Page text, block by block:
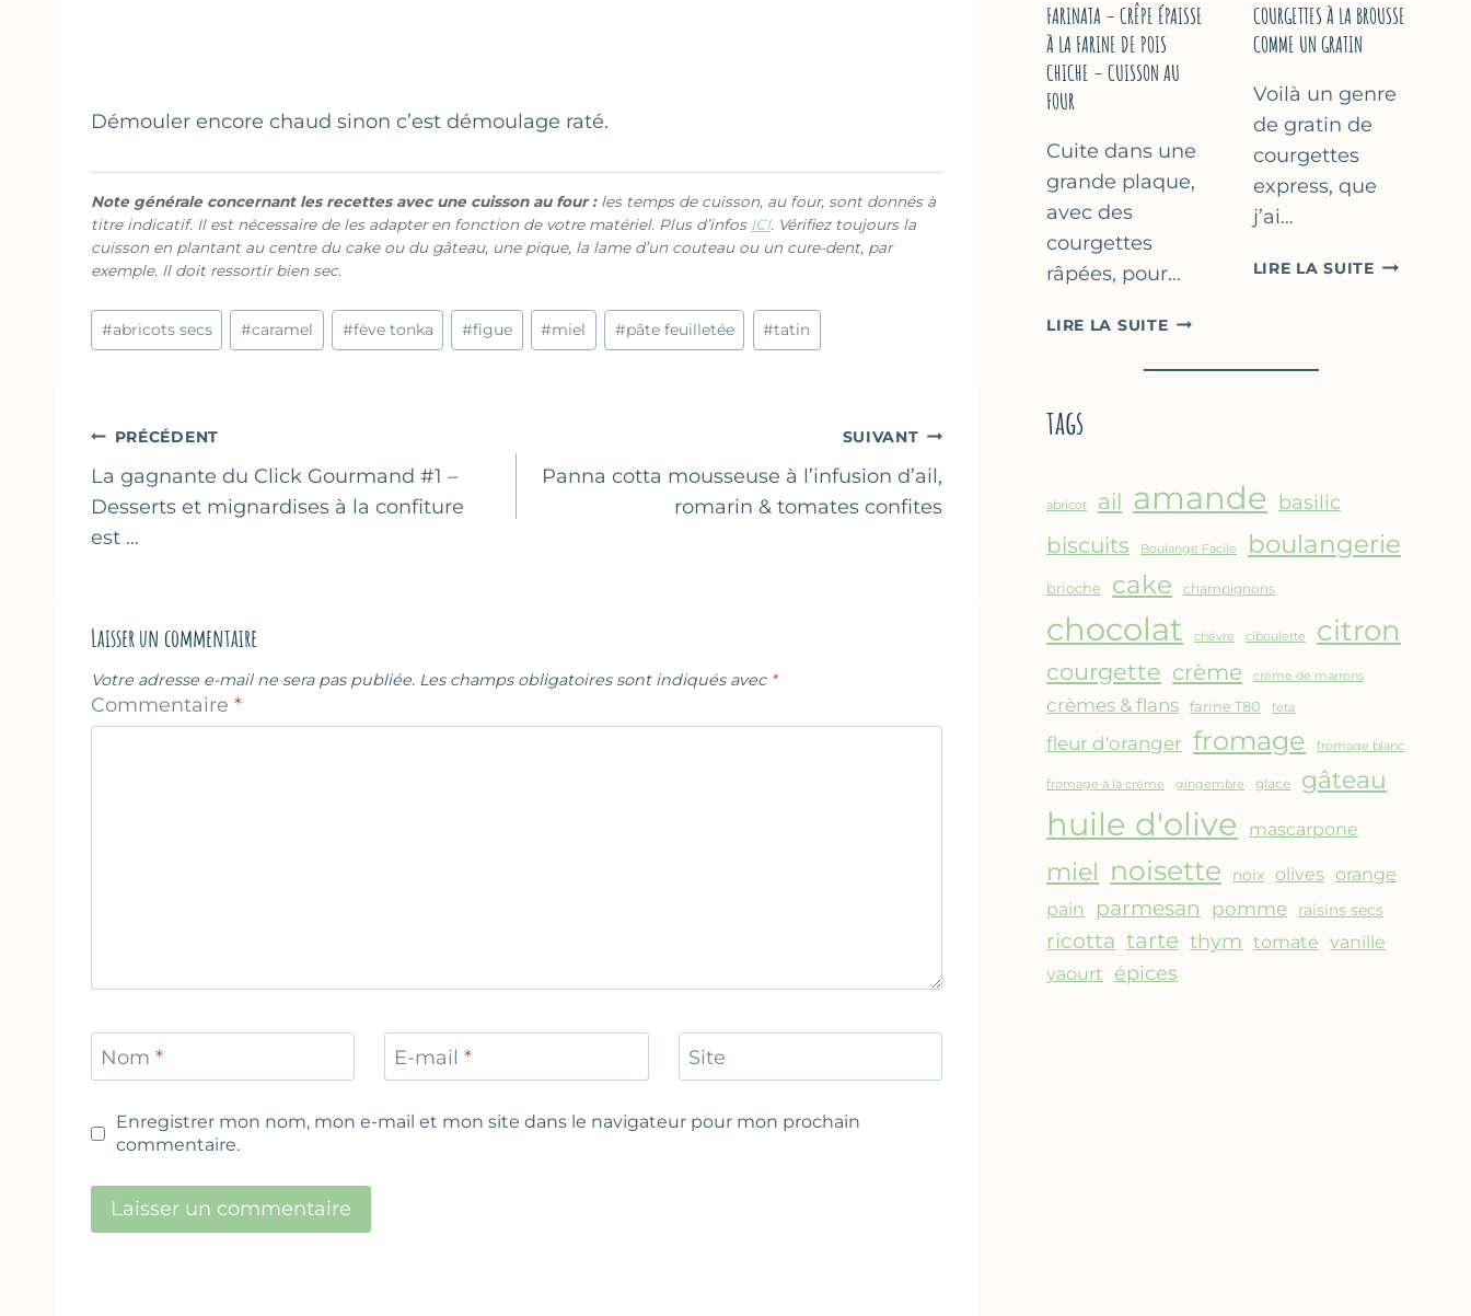
Démouler encore chaud sinon c’est démoulage raté.
Note générale concernant les recettes avec une cuisson au four :les temps de cuisson, au four, sont donnés à
titre indicatif. Il est nécessaire de les adapter en fonction de votre matériel. Plus d’infos ICI. Vérifiez toujours la
cuisson en plantant au centre du cake ou du gâteau, une pique, la lame d’un couteau ou un cure-dent, par
exemple. Il doit ressortir bien sec.
Étiquettes
de
#abricots secs #caramel #fève tonka #figue #miel #pâte feuilletée #tatin
Navigation
de
l’article
PRÉCÉDENT
La gagnante du Click Gourmand #1 –
Desserts et mignardises à la confiture
est …
SUIVANT
Panna cotta mousseuse à l’infusion d’ail,
romarin & tomates confites
Laisser un commentaire
Votre adresse e-mail ne sera pas publiée. Les champs obligatoires sont indiqués avec *
Commentaire *
Nom * E-mail* Site
Enregistrer mon nom, mon e-mail et mon site dans le navigateur pour mon prochain
commentaire.
MARSEILLE
FARINATA – CRÊPE ÉPAISSE
À LA FARINE DE POIS
CHICHE – CUISSON AU
FOUR
Cuite dans une
grande plaque,
avec des
courgettes
râpées, pour…
LIRE LA SUITEFARINATA
CRÊPE
DE
CHICHE
CUISSON
AU
FOUR
COURGETTES À LA BROUSSE
COMME UN GRATIN
Voilà un genre
de gratin de
courgettes
express, que
j’ai…
LIRE LA SUITE
tags
abricot ail amande basilic
biscuits Boulange Facile boulangerie
brioche cake champignons
chocolat chèvre ciboulette citron
courgette crème crème de marrons
crèmes & flans farine T80 feta
fleur d'oranger fromage fromage blanc
fromage à la crème gingembre glace gâteau
huile d'olive mascarpone
miel noisette noix olives orange
pain
parmesan pomme raisins secs
ricotta tarte thym tomate vanille
yaourt épices